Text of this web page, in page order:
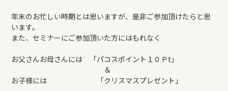
年末のお忙しい時期とは思いますが、是非ご参加頂けたらと思
います。
また、セミナーにご参加頂いた方にはもれなく
お父さんお母さんには 「パコスポイント１０Ｐt」
＆
お子様には 「クリスマスプレゼント」